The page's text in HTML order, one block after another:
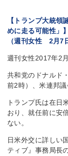
【トランプ大統領
めに走る可能性」】
（週刊女性 2月7
週刊女性2017年2
共和党のドナルド
前2時）、米連邦
トランプ氏は在日
おり、就任前に安
ない。
日米外交に詳しい
ティブ』事務局長